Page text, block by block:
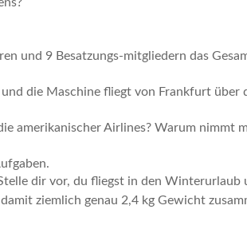
und 9 Besatzungs-mitgliedern das
die Maschine fliegt von Frankfurt über
amerikanischer Airlines? Warum nimmt
dir vor, du fliegst in den
ziemlich genau 2,4 kg Gewicht